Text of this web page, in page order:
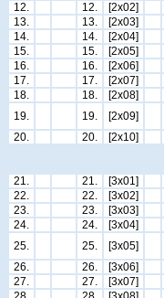
12.
12. [2x02]
13.
13. [2x03]
14.
14. [2x04]
15.
15. [2x05]
16.
16. [2x06]
17.
17. [2x07]
18.
18. [2x08]
19.
19. [2x09]
20.
20. [2x10]
21. 21. [3x01]
22.
22. [3x02]
23.
23. [3x03]
24.
24. [3x04]
25.
25. [3x05]
26.
26. [3x06]
27.
27. [3x07]